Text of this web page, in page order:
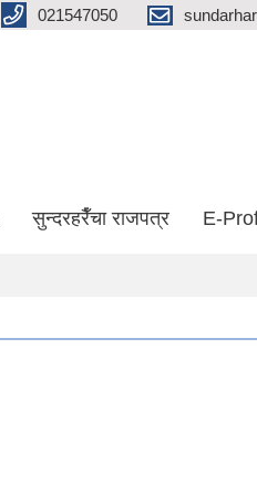
021547050
सुन्दरहरैँचा राजपत्र E-